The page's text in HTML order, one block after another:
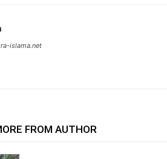
islama.net
FROM AUTHOR